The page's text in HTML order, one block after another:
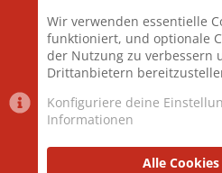
Mitglieder
Neuestes Mitglied
Wir verwenden essentielle
funktioniert, und optionale
der Nutzung zu verbessern
Drittanbietern
Konfiguriere deine
Informationen
Alle